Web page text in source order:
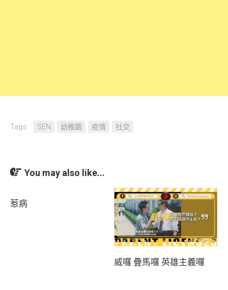
Tags: SEN 幼稚園 疫情 社交
You may also like...
惹病
威囉 疊馬囉 英雄主義囉